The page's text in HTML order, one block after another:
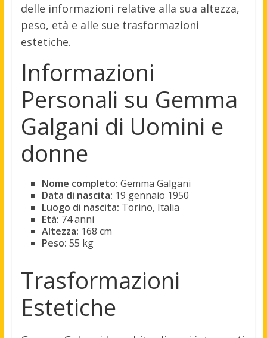
delle informazioni relative alla sua altezza,
peso, età e alle sue trasformazioni
estetiche.
Informazioni
Personali su Gemma
Galgani di Uomini e
donne
Nome completo: Gemma Galgani
Data di nascita: 19 gennaio 1950
Luogo di nascita: Torino, Italia
Età: 74 anni
Altezza: 168 cm
Peso: 55 kg
Trasformazioni
Estetiche